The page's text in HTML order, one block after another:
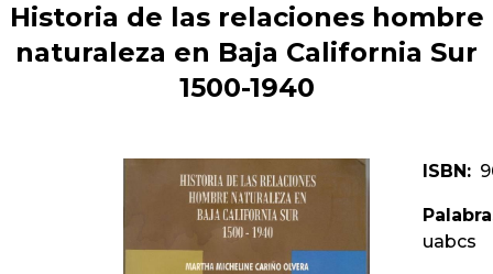
Historia de las relaciones hombre
naturaleza en Baja California Sur
1500-1940
ISBN:
uabcs